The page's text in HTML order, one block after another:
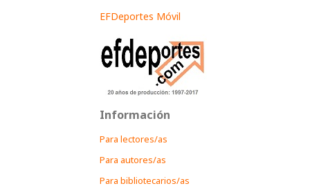
EFDeportes Móvil
Información
Para lectores/as
Para autores/as
Para bibliotecarios/as